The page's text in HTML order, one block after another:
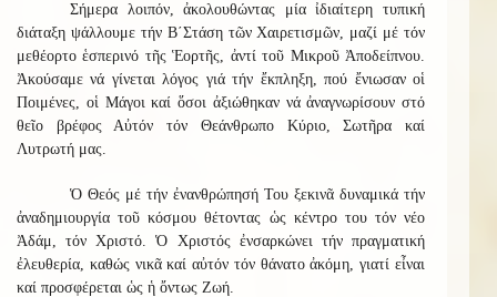
Σήμερα λοιπόν, ἀκολουθώντας μία ἰδιαίτερη τυπική
διάταξη ψάλλουμε τήν Β΄Στάση τῶν Χαιρετισμῶν, μαζί μέ τόν
μεθέορτο ἑσπερινό τῆς Ἑορτῆς, ἀντί τοῦ Μικροῦ Ἀποδείπνου.
Ἀκούσαμε νά γίνεται λόγος γιά τήν ἔκπληξη, πού ἔνιωσαν οἱ
Ποιμένες, οἱ Μάγοι καί ὅσοι ἀξιώθηκαν νά ἀναγνωρίσουν στό
θεῖο βρέφος Αὐτόν τόν Θεάνθρωπο Κύριο, Σωτῆρα καί
Λυτρωτή μας.
Ὁ Θεός μέ τήν ἐνανθρώπησή Του ξεκινᾶ δυναμικά τήν
ἀναδημιουργία τοῦ κόσμου θέτοντας ὡς κέντρο του τόν νέο
Ἀδάμ, τόν Χριστό. Ὁ Χριστός ἐνσαρκώνει τήν πραγματική
ἐλευθερία, καθώς νικᾶ καί αὐτόν τόν θάνατο ἀκόμη, γιατί εἶναι
καί προσφέρεται ὡς ἡ ὄντως Ζωή.